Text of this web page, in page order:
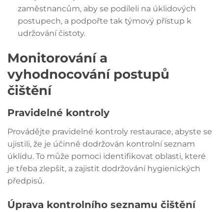
zaměstnancům, aby se podíleli na úklidových
postupech, a podpořte tak týmový přístup k
udržování čistoty.
Monitorování a
vyhodnocování postupů
čištění
Pravidelné kontroly
Provádějte pravidelné kontroly restaurace, abyste se
ujistili, že je účinně dodržován kontrolní seznam
úklidu. To může pomoci identifikovat oblasti, které
je třeba zlepšit, a zajistit dodržování hygienických
předpisů.
Úprava kontrolního seznamu čištění